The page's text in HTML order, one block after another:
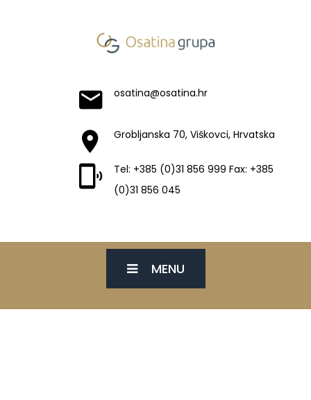
osatina@osatina.hr
Grobljanska 70, Viškovci, Hrvatska
Tel: +385 (0)31 856 999 Fax: +385
(0)31 856 045
MENU